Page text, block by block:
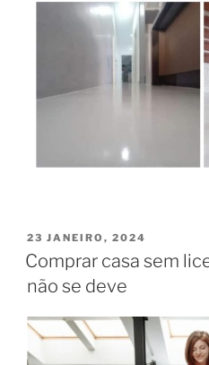
PUBLICADO
EM
23 JANEIRO, 2024
Comprar casa sem
não se deve